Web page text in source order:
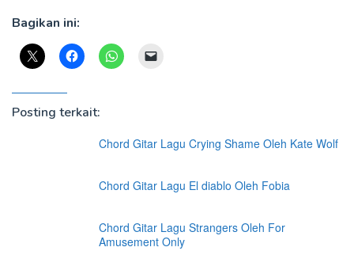
Bagikan ini:
Posting terkait:
Chord Gitar Lagu Crying Shame Oleh Kate Wolf
Chord Gitar Lagu El diablo Oleh Fobia
Chord Gitar Lagu Strangers Oleh For
Amusement Only